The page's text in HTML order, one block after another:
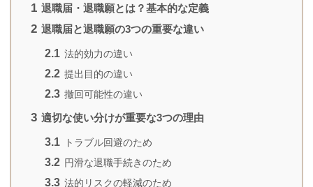
1 退職届・退職願とは？基本的な定義
2 退職届と退職願の3つの重要な違い
2.1 法的効力の違い
2.2 提出目的の違い
2.3 撤回可能性の違い
3 適切な使い分けが重要な3つの理由
3.1 トラブル回避のため
3.2 円滑な退職手続きのため
3.3 法的リスクの軽減のため